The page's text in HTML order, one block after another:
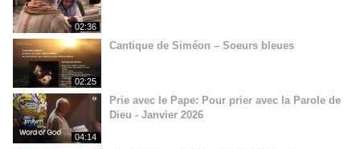
02:36
02:25
Cantique de Siméon – Soeurs bleues
04:14
Prie avec le Pape: Pour prier avec la Parole de
Dieu - Janvier 2026